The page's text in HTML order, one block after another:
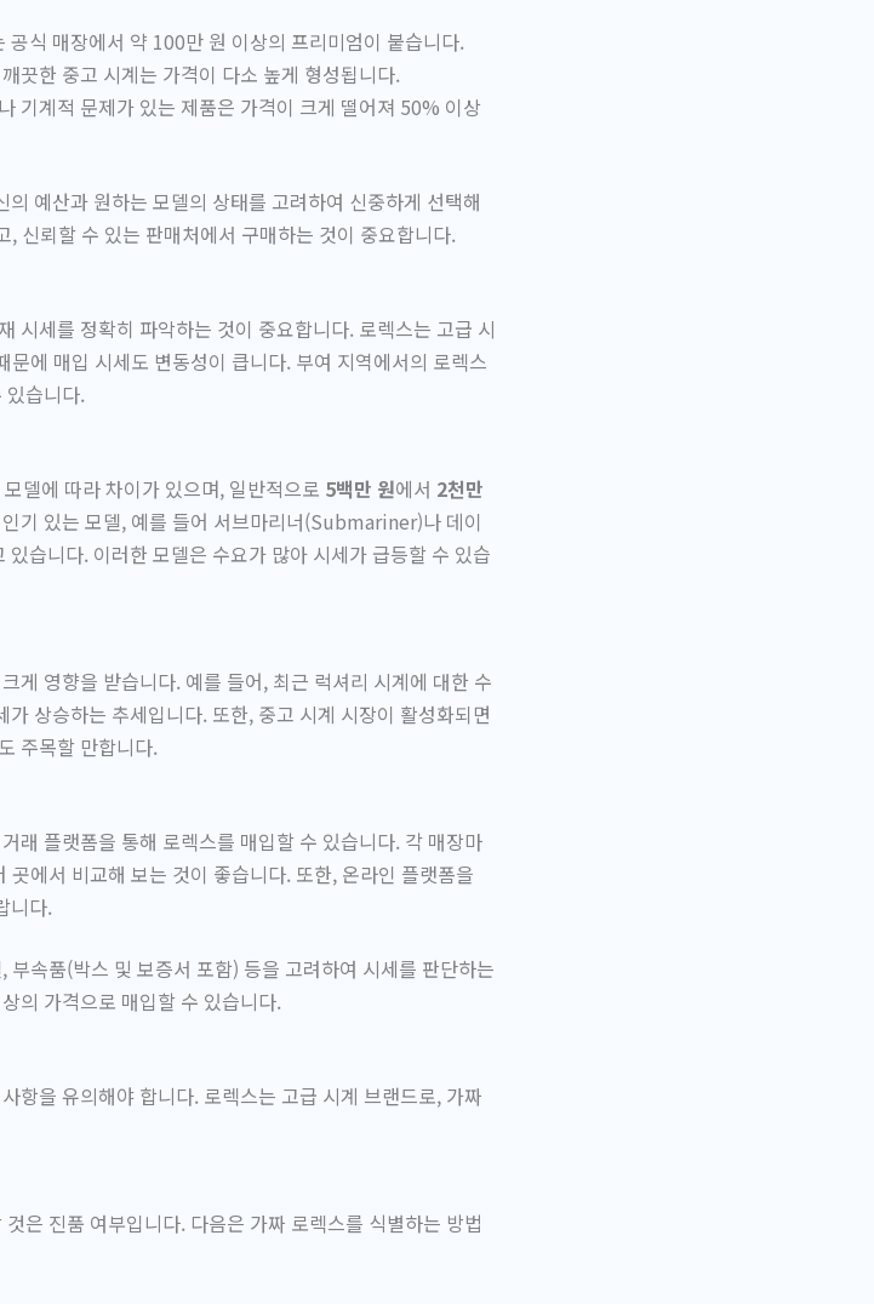
공식 매장에서 약 100만 원 이상의 프리미엄이 붙습니다.
끗한 중고 시계는 가격이 다소 높게 형성됩니다.
기계적 문제가 있는 제품은 가격이 크게 떨어져 50% 이상
예산과 원하는 모델의 상태를 고려하여 신중하게 선택해
신뢰할 수 있는 판매처에서 구매하는 것이 중요합니다.
시세를 정확히 파악하는 것이 중요합니다. 로렉스는 고급 시
에 매입 시세도 변동성이 큽니다. 부여 지역에서의 로렉스
있습니다.
델에 따라 차이가 있으며, 일반적으로 5백만 원에서 2천만
기 있는 모델, 예를 들어 서브마리너(Submariner)나 데이
습니다. 이러한 모델은 수요가 많아 시세가 급등할 수 있습
게 영향을 받습니다. 예를 들어, 최근 럭셔리 시계에 대한 수
상승하는 추세입니다. 또한, 중고 시계 시장이 활성화되면
주목할 만합니다.
래 플랫폼을 통해 로렉스를 매입할 수 있습니다. 각 매장마
에서 비교해 보는 것이 좋습니다. 또한, 온라인 플랫폼을
니다.
속품(박스 및 보증서 포함) 등을 고려하여 시세를 판단하는
의 가격으로 매입할 수 있습니다.
항을 유의해야 합니다. 로렉스는 고급 시계 브랜드로, 가짜
은 진품 여부입니다. 다음은 가짜 로렉스를 식별하는 방법